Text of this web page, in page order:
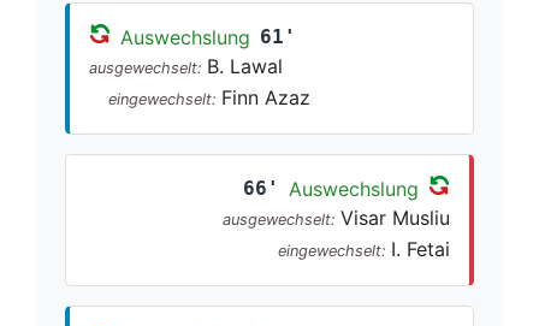
Auswechslung 61'
ausgewechselt: B. Lawal
eingewechselt: Finn Azaz
66' Auswechslung
ausgewechselt: Visar Musliu
eingewechselt: I. Fetai